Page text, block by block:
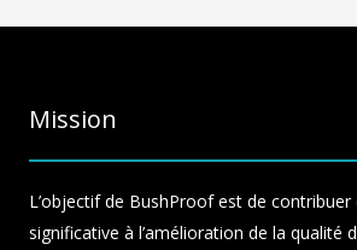
Mission
L’objectif de BushProof est de contribuer
significative à l’amélioration de la qualité